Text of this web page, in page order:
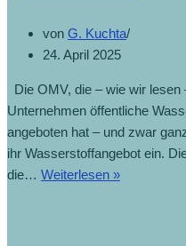
von G. Kuchta
24. April 2025
Die OMV, die – wie wir lesen
Unternehmen öffentliche
angeboten hat – und zwar
ihr Wasserstoffangebot ein.
die… Weiterlesen »